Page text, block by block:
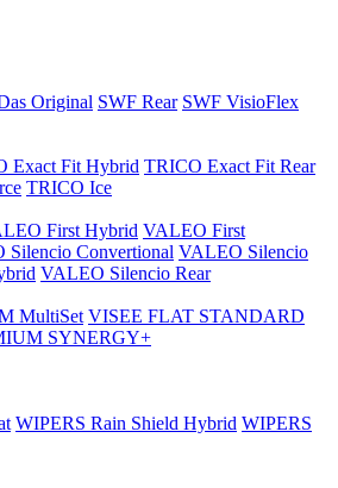
Original SWF Rear SWF VisioFlex
Exact Fit Hybrid TRICO Exact Fit Rear
TRICO Ice
First Hybrid VALEO First
Silencio Convertional VALEO Silencio
VALEO Silencio Rear
MultiSet VISEE FLAT STANDARD
SYNERGY+
WIPERS Rain Shield Hybrid WIPERS